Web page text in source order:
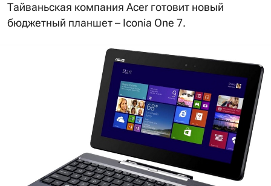
Тайваньская компания Acer готовит новый
бюджетный планшет – Iconia One 7.